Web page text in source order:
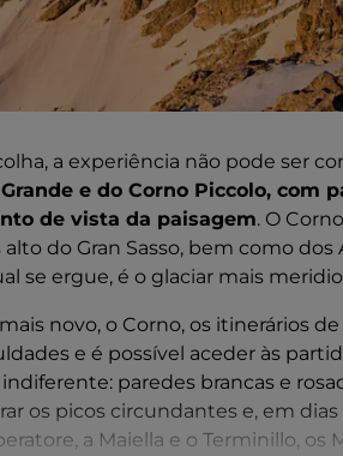
a experiência não pode ser
e do Corno Piccolo, com
de vista da paisagem. O
alto do Gran Sasso, bem como dos
se ergue, é o glaciar mais
novo, o Corno, os itinerários
e é possível aceder às
paredes brancas e
os picos circundantes e, em
a Maiella e o Terminillo, os